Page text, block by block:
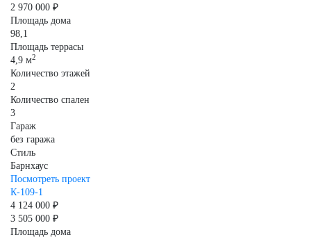
2 970 000 ₽
Площадь дома
98,1
Площадь террасы
4,9 м2
Количество этажей
2
Количество спален
3
Гараж
без гаража
Стиль
Барнхаус
Посмотреть проект
К-109-1
4 124 000 ₽
3 505 000 ₽
Площадь дома